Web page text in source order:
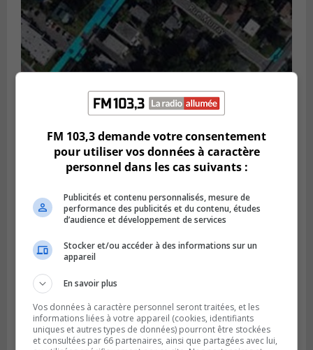
GREENFIELD PARK
Greenfield Park veut s’armer contre les
fortes
pluies
FM 103,3 demande votre consentement
pour utiliser vos données à caractère
personnel dans les cas suivants :
Publicités et contenu personnalisés, mesure de
performance des publicités et du contenu, études
d’audience et développement de services
Stocker et/ou accéder à des informations sur un
appareil
En savoir plus
Vos données à caractère personnel seront traitées, et les
informations liées à votre appareil (cookies, identifiants
uniques et autres types de données) pourront être stockées
et consultées par 66 partenaires, ainsi que partagées avec lui,